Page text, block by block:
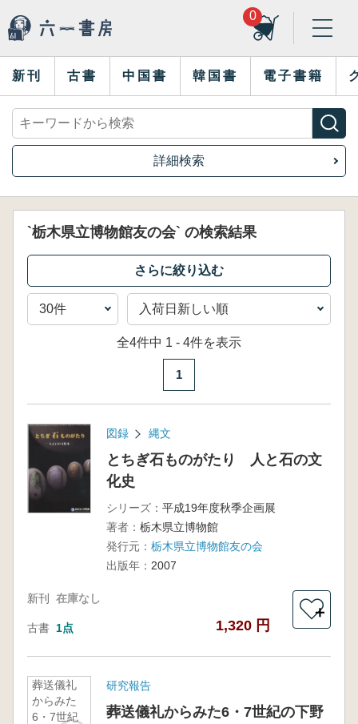
0
新刊 古書 中国書 韓国書 電子書籍
詳細検索
`栃木県立博物館友の会` の検索結果
全4件中 1 - 4件を表示
1
図録 縄文
とちぎ石ものがたり 人と石の文
化史
シリーズ： 平成19年度秋季企画展
著者： 栃木県立博物館
発行元： 栃木県立博物館友の会
出版年： 2007
新刊 在庫なし
古書 1点 1,320 円
＋
葬送儀礼
からみた
6・7世紀
研究報告
葬送儀礼からみた6・7世紀の下野